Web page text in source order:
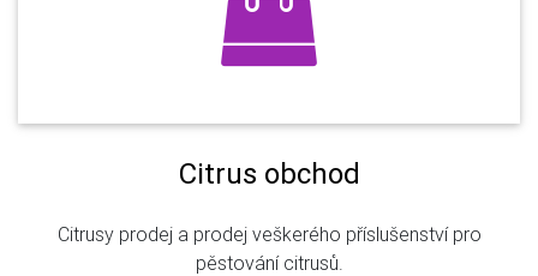
Citrus obchod
Citrusy prodej a prodej veškerého příslušenství pro
pěstování citrusů.